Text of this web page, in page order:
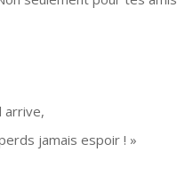
arrive,
jamais espoir ! »